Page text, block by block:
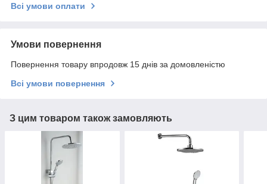
Всі умови оплати
Умови повернення
Повернення товару впродовж 15 днів за домовленістю
Всі умови повернення
З цим товаром також замовляють